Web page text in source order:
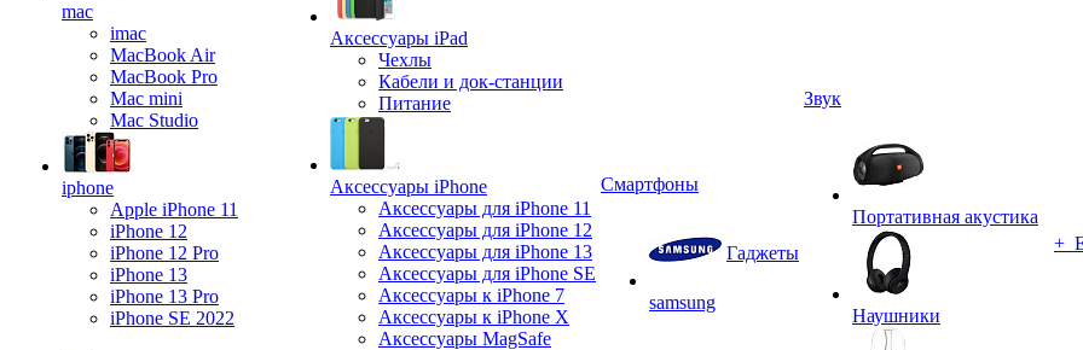
mac
imac
MacBook Air
MacBook Pro
Mac mini
Mac Studio
iphone
Apple iPhone 11
iPhone 12
iPhone 12 Pro
iPhone 13
iPhone 13 Pro
iPhone SE 2022
Аксессуары iPad
Чехлы
Кабели и док-станции
Питание
Аксессуары iPhone
Аксессуары для iPhone 11
Аксессуары для iPhone 12
Аксессуары для iPhone 13
Аксессуары для iPhone SE
Аксессуары к iPhone 7
Аксессуары к iPhone X
Аксессуары MagSafe
Смартфоны
samsung
Гаджеты
Звук
Портативная акустика
Наушники
+